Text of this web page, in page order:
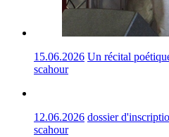
15.06.2026 Un récital
scahour
12.06.2026 dossier
scahour